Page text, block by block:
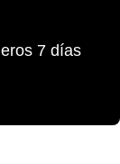
7 días